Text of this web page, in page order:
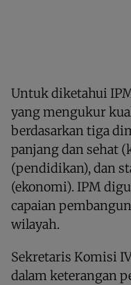
Untuk diketahui
yang mengukur
berdasarkan tiga
panjang dan sehat
(pendidikan), dan
(ekonomi). IPM
capaian
wilayah.
Sekretaris Komisi
dalam keterangan